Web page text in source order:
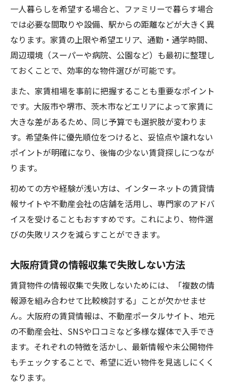
エリア別に比較する大阪府賃貸の傾向
大阪賃貸の人気エリアの特徴と選び方
賃貸探しで注目すべき安いエリアの傾向
エリアごとの賃貸物件の違いを徹底解説
ファミリー・一人暮らし向け賃貸の選択肢
大阪市賃貸と近郊エリアの比較ポイント
一人暮らし向け賃貸選びのチェックポイント
一人暮らし賃貸選びで重要な設備と条件
大阪賃貸一人暮らしにおすすめの間取り
女性にも安心な賃貸物件の特徴とは
賃貸生活を快適にする周辺環境の見方
賃貸で安心な住環境を見極めるコツ
賃貸物件選びで治安情報を調べる方法
騒音や周辺施設を考慮した賃貸選びの工夫
大阪賃貸で防犯性を確保する具体策
賃貸探しで重視すべき管理体制の見極め
デザイナーズやファミリー向け賃貸の魅力
デザイナーズ賃貸の特徴と大阪での探し方
ファミリー向け賃貸物件選びのポイント
一人暮らしを希望する場合と、ファミリーで暮らす場合
では必要な間取りや設備、駅からの距離などが大きく異
なります。家賃の上限や希望エリア、通勤・通学時間、
周辺環境（スーパーや病院、公園など）も最初に整理し
ておくことで、効率的な物件選びが可能です。
また、家賃相場を事前に把握することも重要なポイント
です。大阪市や堺市、茨木市などエリアによって家賃に
大きな差があるため、同じ予算でも選択肢が変わりま
す。希望条件に優先順位をつけると、妥協点や譲れない
ポイントが明確になり、後悔の少ない賃貸探しにつなが
ります。
初めての方や経験が浅い方は、インターネットの賃貸情
報サイトや不動産会社の店舗を活用し、専門家のアドバ
イスを受けることもおすすめです。これにより、物件選
びの失敗リスクを減らすことができます。
大阪府賃貸の情報収集で失敗しない方法
賃貸物件の情報収集で失敗しないためには、「複数の情
報源を組み合わせて比較検討する」ことが欠かせませ
ん。大阪府の賃貸情報は、不動産ポータルサイト、地元
の不動産会社、SNSや口コミなど多様な媒体で入手でき
ます。それぞれの特徴を活かし、最新情報や未公開物件
もチェックすることで、希望に近い物件を見逃しにくく
なります。